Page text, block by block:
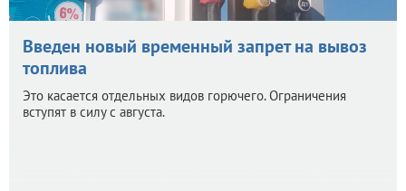
Введен новый временный запрет на вывоз
топлива
Это касается отдельных видов горючего. Ограничения
вступят в силу с августа.